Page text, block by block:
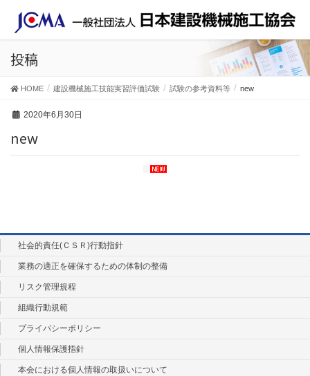
投稿
HOME 建設機械施工技能実習評価試験 試験の参考資料等 new
2020年6月30日
new
社会的責任(ＣＳＲ)行動指針
業務の適正を確保するための体制の整備
リスク管理規程
組織行動規範
プライバシーポリシー
個人情報保護指針
本会における個人情報の取扱いについて